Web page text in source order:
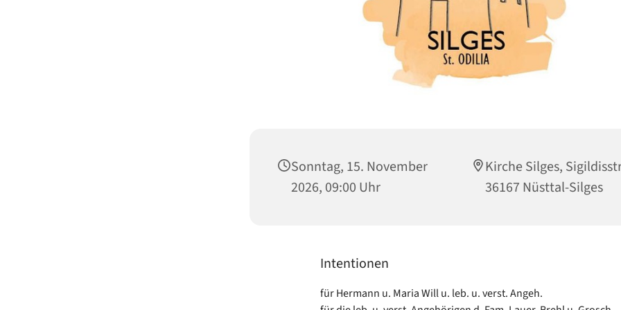
Sonntag, 15. November
2026, 09:00 Uhr
Kirche Silges,
36167 Nüsttal-Silges
Intentionen
für Hermann u. Maria Will u. leb. u. verst. Angeh.